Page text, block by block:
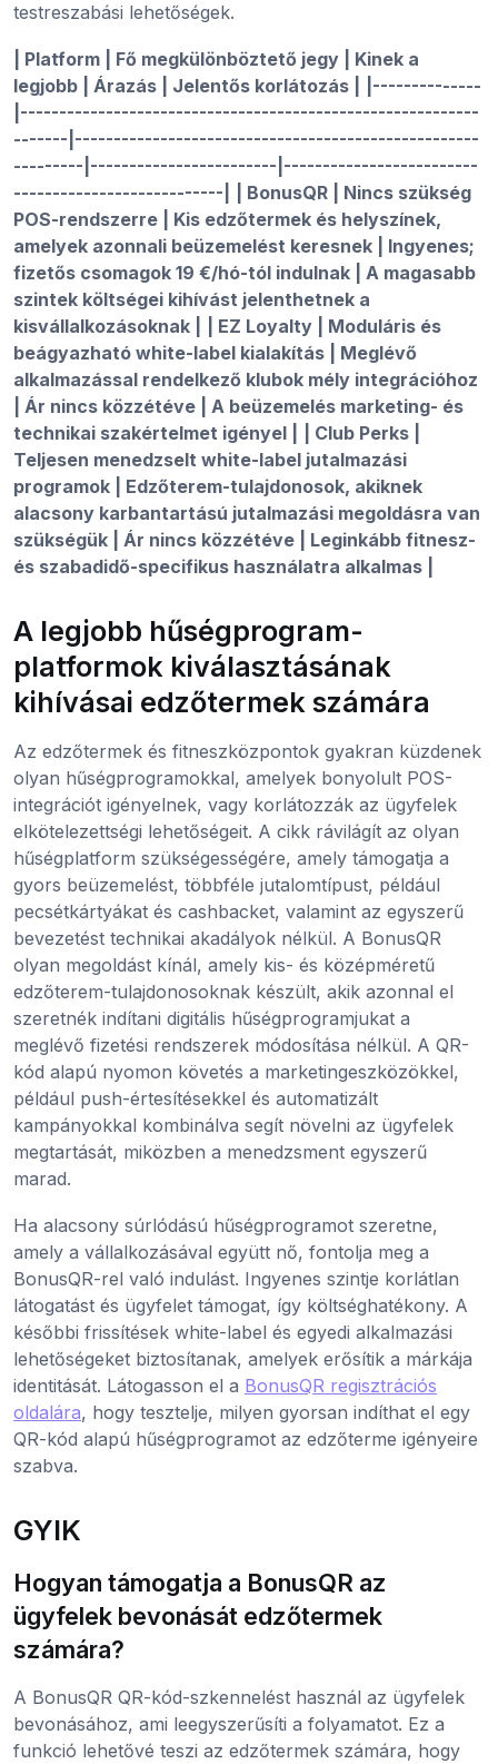
testreszabási lehetőségek.
| Platform | Fő megkülönböztető jegy | Kinek a
legjobb | Árazás | Jelentős korlátozás |
|--------------
|-----------------------------------------------------------
-------|----------------------------------------------------
---------|------------------------|-------------------------
---------------------------|
| BonusQR | Nincs szükség
POS-rendszerre | Kis edzőtermek és helyszínek,
amelyek azonnali beüzemelést keresnek | Ingyenes;
fizetős csomagok 19 €/hó-tól indulnak | A magasabb
szintek költségei kihívást jelenthetnek a
kisvállalkozásoknak |
| EZ Loyalty | Moduláris és
beágyazható white-label kialakítás | Meglévő
alkalmazással rendelkező klubok mély integrációhoz
| Ár nincs közzétéve | A beüzemelés marketing- és
technikai szakértelmet igényel |
| Club Perks |
Teljesen menedzselt white-label jutalmazási
programok | Edzőterem-tulajdonosok, akiknek
alacsony karbantartású jutalmazási megoldásra van
szükségük | Ár nincs közzétéve | Leginkább fitnesz-
és szabadidő-specifikus használatra alkalmas |
A legjobb hűségprogram-
platformok kiválasztásának
kihívásai edzőtermek számára
Az edzőtermek és fitneszközpontok gyakran küzdenek
olyan hűségprogramokkal, amelyek bonyolult POS-
integrációt igényelnek, vagy korlátozzák az ügyfelek
elkötelezettségi lehetőségeit. A cikk rávilágít az olyan
hűségplatform szükségességére, amely támogatja a
gyors beüzemelést, többféle jutalomtípust, például
pecsétkártyákat és cashbacket, valamint az egyszerű
bevezetést technikai akadályok nélkül. A BonusQR
olyan megoldást kínál, amely kis- és középméretű
edzőterem-tulajdonosoknak készült, akik azonnal el
szeretnék indítani digitális hűségprogramjukat a
meglévő fizetési rendszerek módosítása nélkül. A QR-
kód alapú nyomon követés a marketingeszközökkel,
például push-értesítésekkel és automatizált
kampányokkal kombinálva segít növelni az ügyfelek
megtartását, miközben a menedzsment egyszerű
marad.
Ha alacsony súrlódású hűségprogramot szeretne,
amely a vállalkozásával együtt nő, fontolja meg a
BonusQR-rel való indulást. Ingyenes szintje korlátlan
látogatást és ügyfelet támogat, így költséghatékony. A
későbbi frissítések white-label és egyedi alkalmazási
lehetőségeket biztosítanak, amelyek erősítik a márkája
identitását. Látogasson el a BonusQR regisztrációs
oldalára, hogy tesztelje, milyen gyorsan indíthat el egy
QR-kód alapú hűségprogramot az edzőterme igényeire
szabva.
GYIK
Hogyan támogatja a BonusQR az
ügyfelek bevonását edzőtermek
számára?
A BonusQR QR-kód-szkennelést használ az ügyfelek
bevonásához, ami leegyszerűsíti a folyamatot. Ez a
funkció lehetővé teszi az edzőtermek számára, hogy